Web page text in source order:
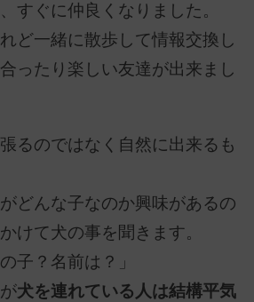
すぐに仲良くなりました。
ど一緒に散歩して情報交換し
ったり楽しい友達が出来まし
るのではなく自然に出来るも
どんな子なのか興味があるの
けて犬の事を聞きます。
子？名前は？」
犬を連れている人は結構平気